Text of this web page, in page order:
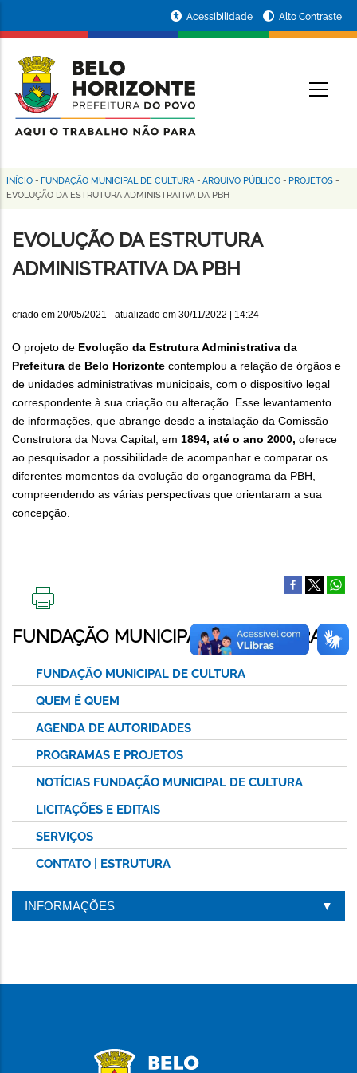
conteúdo
principal
da
Prefeitura
de
Horizonte
Acessibilidade Alto Contraste
Trilha
navegação
INÍCIO - FUNDAÇÃO MUNICIPAL DE CULTURA - ARQUIVO PÚBLICO - PROJETOS -
EVOLUÇÃO DA ESTRUTURA ADMINISTRATIVA DA PBH
EVOLUÇÃO DA ESTRUTURA
ADMINISTRATIVA DA PBH
criado em 20/05/2021 - atualizado em 30/11/2022 | 14:24
O projeto de Evolução da Estrutura Administrativa da
Prefeitura de Belo Horizonte contemplou a relação de órgãos e
de unidades administrativas municipais, com o dispositivo legal
correspondente à sua criação ou alteração. Esse levantamento
de informações, que abrange desde a instalação da Comissão
Construtora da Nova Capital, em 1894, até o ano 2000, oferece
ao pesquisador a possibilidade de acompanhar e comparar os
diferentes momentos da evolução do organograma da PBH,
compreendendo as várias perspectivas que orientaram a sua
concepção.
ESTA
PÁGINA
FUNDAÇÃO MUNICIPAL DE CULTURA
FUNDAÇÃO MUNICIPAL DE CULTURA
QUEM É QUEM
AGENDA DE AUTORIDADES
PROGRAMAS E PROJETOS
NOTÍCIAS FUNDAÇÃO MUNICIPAL DE CULTURA
LICITAÇÕES E EDITAIS
SERVIÇOS
CONTATO | ESTRUTURA
INFORMAÇÕES